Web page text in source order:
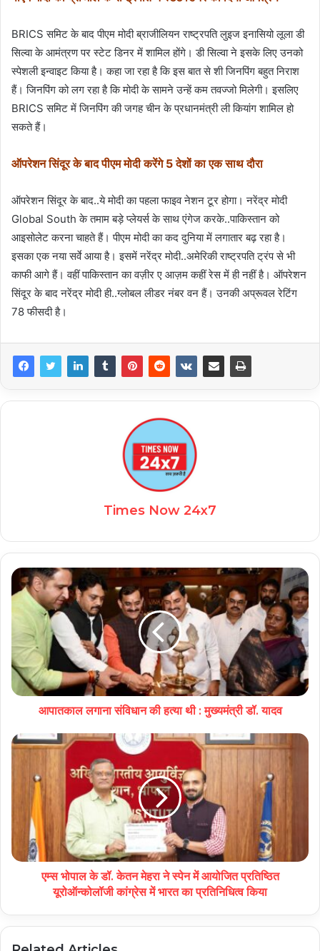
BRICS समिट के बाद पीएम मोदी ब्राजीलियन राष्ट्रपति लुइज इनासियो लूला डी
सिल्वा के आमंत्रण पर स्टेट डिनर में शामिल होंगे। डी सिल्वा ने इसके लिए उनको
स्पेशली इन्वाइट किया है। कहा जा रहा है कि इस बात से शी जिनपिंग बहुत निराश
हैं। जिनपिंग को लग रहा है कि मोदी के सामने उन्हें कम तवज्जो मिलेगी। इसलिए
BRICS समिट में जिनपिंग की जगह चीन के प्रधानमंत्री ली कियांग शामिल हो
सकते हैं।
ऑपरेशन सिंदूर के बाद पीएम मोदी करेंगे 5 देशों का एक साथ दौरा
ऑपरेशन सिंदूर के बाद..ये मोदी का पहला फाइव नेशन टूर होगा। नरेंद्र मोदी
Global South के तमाम बड़े प्लेयर्स के साथ एंगेज करके..पाकिस्तान को
आइसोलेट करना चाहते हैं। पीएम मोदी का कद दुनिया में लगातार बढ़ रहा है।
इसका एक नया सर्वे आया है। इसमें नरेंद्र मोदी..अमेरिकी राष्ट्रपति ट्रंप से भी
काफी आगे हैं। वहीं पाकिस्तान का वज़ीर ए आज़म कहीं रेस में ही नहीं है। ऑपरेशन
सिंदूर के बाद नरेंद्र मोदी ही..ग्लोबल लीडर नंबर वन हैं। उनकी अप्रूवल रेटिंग
78 फीसदी है।
Times Now 24x7
आपातकाल लगाना संविधान की हत्या थी : मुख्यमंत्री डॉ. यादव
एम्स भोपाल के डॉ. केतन मेहरा ने स्पेन में आयोजित प्रतिष्ठित
यूरोऑन्कोलॉजी कांग्रेस में भारत का प्रतिनिधित्व किया